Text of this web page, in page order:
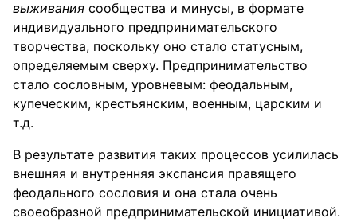
выживания сообщества и минусы, в формате
индивидуального предпринимательского
творчества, поскольку оно стало статусным,
определяемым сверху. Предпринимательство
стало сословным, уровневым: феодальным,
купеческим, крестьянским, военным, царским и
т.д.
В результате развития таких процессов усилилась
внешняя и внутренняя экспансия правящего
феодального сословия и она стала очень
своеобразной предпринимательской инициативой.